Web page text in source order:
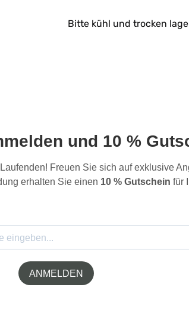
Bitte kühl und trocken
und 10 %
Freuen Sie sich auf exklusive
erhalten Sie einen 10 % Gutschein für
ANMELDEN